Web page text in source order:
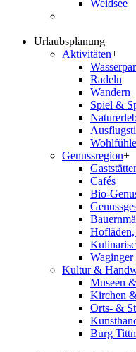
Weidsee
Urlaubsplanung
Aktivitäten+
Radeln
Wandern
Spiel &
Genussregion+
Cafés
Bio-
Waginger
Kultur &
Museen
Kirchen
Orts- &
Burg